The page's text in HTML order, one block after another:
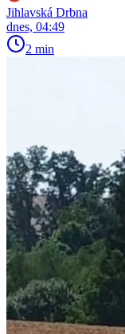
Jihlavská Drbna
dnes, 04:49
2 min